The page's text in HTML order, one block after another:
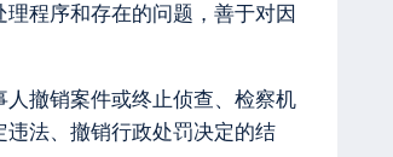
程序和存在的问题，善于对因
撤销案件或终止侦查、检察机
法、撤销行政处罚决定的结